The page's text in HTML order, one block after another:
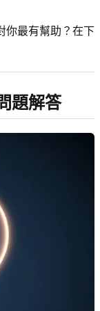
你最有幫助？在下
題解答